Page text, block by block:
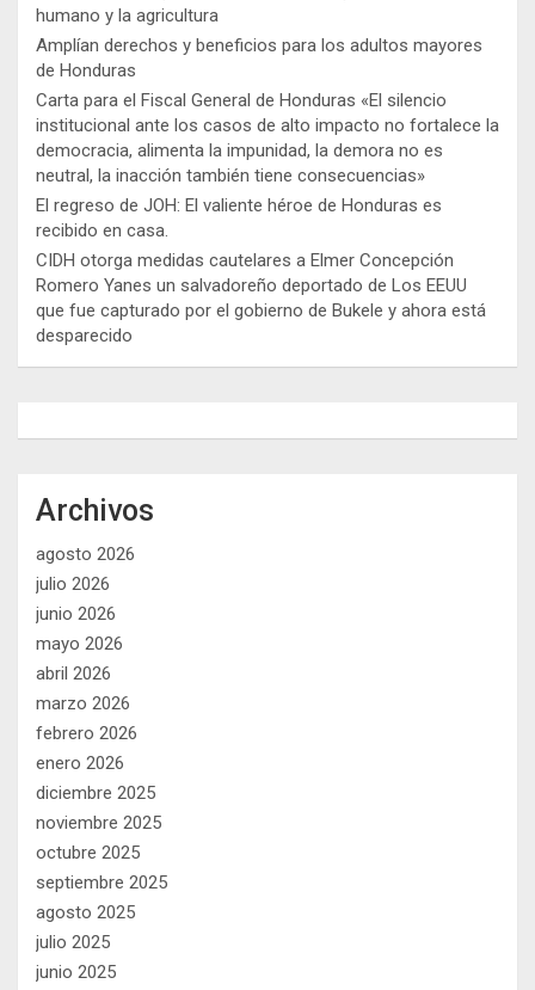
humano y la agricultura
Amplían derechos y beneficios para los adultos mayores
de Honduras
Carta para el Fiscal General de Honduras «El silencio
institucional ante los casos de alto impacto no fortalece la
democracia, alimenta la impunidad, la demora no es
neutral, la inacción también tiene consecuencias»
El regreso de JOH: El valiente héroe de Honduras es
recibido en casa.
CIDH otorga medidas cautelares a Elmer Concepción
Romero Yanes un salvadoreño deportado de Los EEUU
que fue capturado por el gobierno de Bukele y ahora está
desparecido
Archivos
agosto 2026
julio 2026
junio 2026
mayo 2026
abril 2026
marzo 2026
febrero 2026
enero 2026
diciembre 2025
noviembre 2025
octubre 2025
septiembre 2025
agosto 2025
julio 2025
junio 2025